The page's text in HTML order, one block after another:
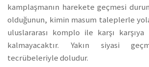
kamplaşmanın harekete geçmesi
olduğunun, kimin masum taleplerle
uluslararası komplo ile karşı karşıya
kalmayacaktır. Yakın siyasi
tecrübeleriyle doludur.